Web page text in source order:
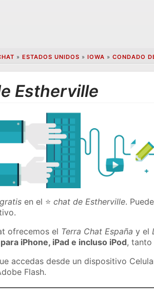
» ESTADOS UNIDOS » IOWA » CONDADO
Estherville
en el ⭐chat de Estherville.
ofrecemos el Terra Chat España y el
iPhone, iPad e incluso iPod, tanto
accedas desde un dispositivo
Flash.